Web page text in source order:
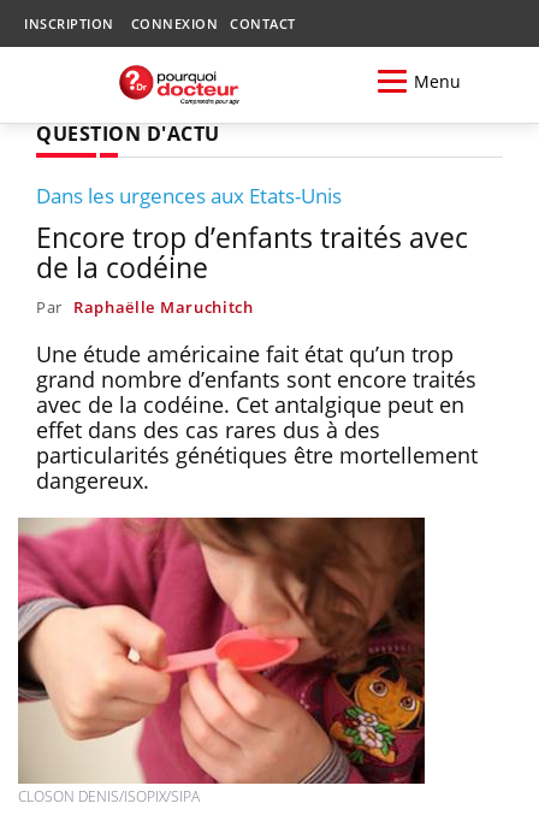
INSCRIPTION CONNEXION CONTACT
Menu
QUESTION D'ACTU
Dans les urgences aux Etats-Unis
Encore trop d’enfants traités avec
de la codéine
Par Raphaëlle Maruchitch
Une étude américaine fait état qu’un trop
grand nombre d’enfants sont encore traités
avec de la codéine. Cet antalgique peut en
effet dans des cas rares dus à des
particularités génétiques être mortellement
dangereux.
CLOSON DENIS/ISOPIX/SIPA